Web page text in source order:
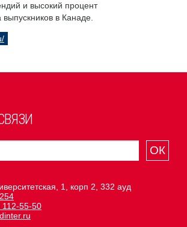
и высокий процент
выпускников в Канаде.
ОК
1, корп 2, 332 ауд
112-55-50